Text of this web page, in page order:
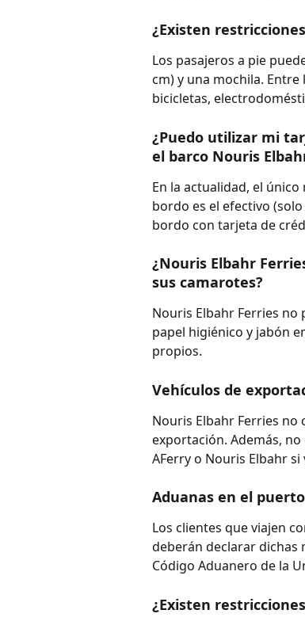
¿Existen
Los pasajeros a pie
cm) y una mochila.
bicicletas,
¿Puedo utilizar mi
el barco Nouris
En la actualidad, el
bordo es el efectivo
bordo con tarjeta de
¿Nouris Elbahr
sus camarotes?
Nouris Elbahr Ferries
papel higiénico y jabón
propios.
Vehículos de
Nouris Elbahr Ferries
exportación. Además,
AFerry o Nouris Elbahr
Aduanas en el
Los clientes que viajen
deberán declarar dichas
Código Aduanero de la
¿Existen